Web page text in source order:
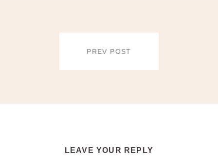
PREV POST
LEAVE YOUR REPLY